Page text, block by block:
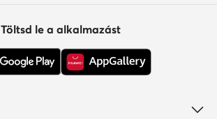
Töltsd le a alkalmazást